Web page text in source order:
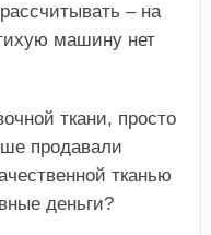
– на
машину нет
ткани, просто
продавали
тканью
деньги?